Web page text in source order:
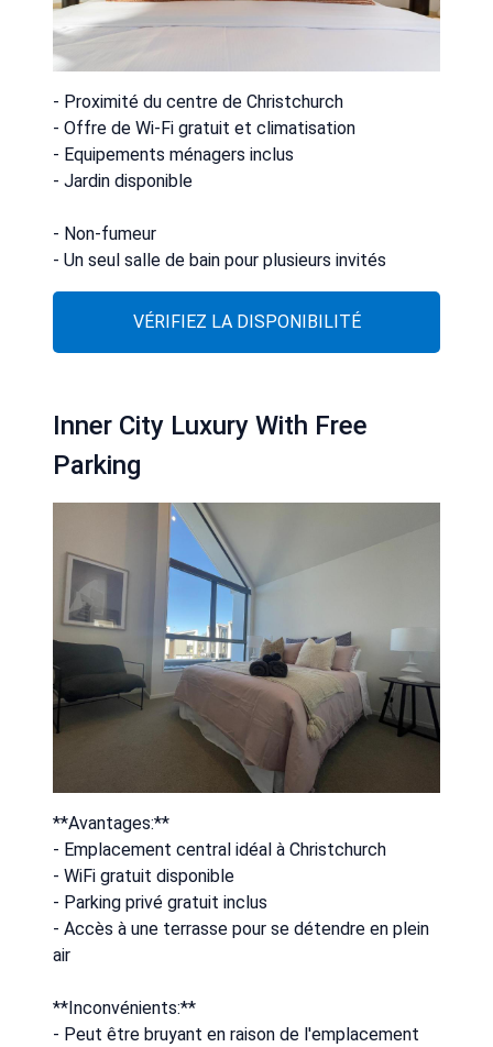
- Proximité du centre de Christchurch
- Offre de Wi-Fi gratuit et climatisation
- Equipements ménagers inclus
- Jardin disponible
- Non-fumeur
- Un seul salle de bain pour plusieurs invités
VÉRIFIEZ LA DISPONIBILITÉ
Inner City Luxury With Free
Parking
**Avantages:**
- Emplacement central idéal à Christchurch
- WiFi gratuit disponible
- Parking privé gratuit inclus
- Accès à une terrasse pour se détendre en plein
air
**Inconvénients:**
- Peut être bruyant en raison de l'emplacement